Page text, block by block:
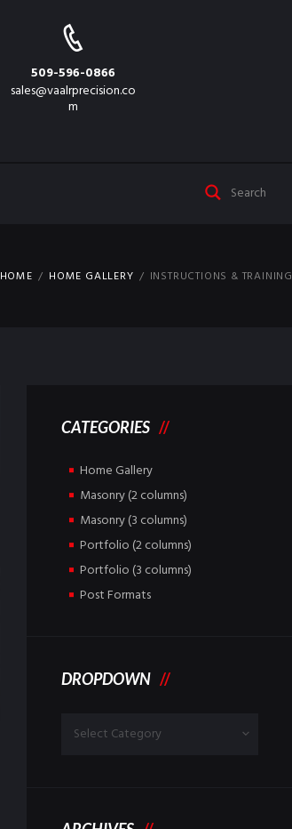
509-596-0866
sales@vaalrprecision.co
m
HOME HOME GALLERY INSTRUCTIONS & TRAINING
CATEGORIES
Home Gallery
Masonry (2 columns)
Masonry (3 columns)
Portfolio (2 columns)
Portfolio (3 columns)
Post Formats
DROPDOWN